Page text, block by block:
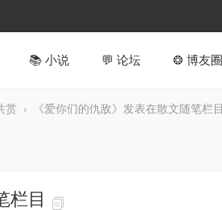
📚︎ 小说 💬 论坛 ❂ 博友圈
赏 › 《爱你们的仇敌》发表在散文随笔栏目
栏目